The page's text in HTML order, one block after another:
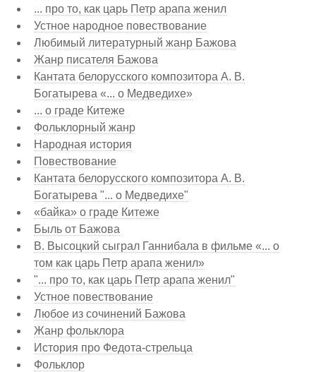
... про то, как царь Петр арапа женил
Устное народное повествование
Любимый литературный жанр Бажова
Жанр писателя Бажова
Кантата белорусского композитора А. В.
Богатырева «... о Медведихе»
... о граде Китеже
Фольклорный жанр
Народная история
Повествование
Кантата белорусского композитора А. В.
Богатырева "... о Медведихе"
«байка» о граде Китеже
Быль от Бажова
В. Высоцкий сыграл Ганнибала в фильме «... о
том как царь Петр арапа женил»
"... про то, как царь Петр арапа женил"
Устное повествование
Любое из сочинений Бажова
Жанр фольклора
История про Федота-стрельца
Фольклор